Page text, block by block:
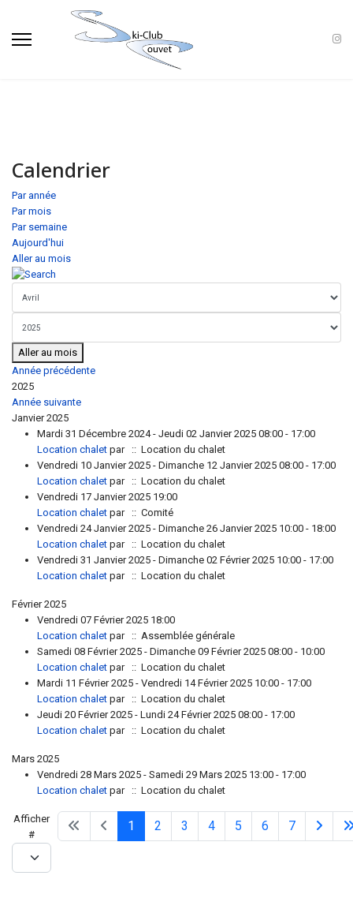
Calendrier
Par année
Par mois
Par semaine
Aujourd'hui
Aller au mois
Aller au mois
Année précédente
2025
Année suivante
Janvier 2025
Mardi 31 Décembre 2024 - Jeudi 02 Janvier 2025 08:00 - 17:00
Location chalet par
:: Location du chalet
Vendredi 10 Janvier 2025 - Dimanche 12 Janvier 2025 08:00 - 17:00
Location chalet par
:: Location du chalet
Vendredi 17 Janvier 2025 19:00
Location chalet par
:: Comité
Vendredi 24 Janvier 2025 - Dimanche 26 Janvier 2025 10:00 - 18:00
Location chalet par
:: Location du chalet
Vendredi 31 Janvier 2025 - Dimanche 02 Février 2025 10:00 - 17:00
Location chalet par :: Location du chalet
Février 2025
Vendredi 07 Février 2025 18:00
Location chalet par
:: Assemblée générale
Samedi 08 Février 2025 - Dimanche 09 Février 2025 08:00 - 10:00
Location chalet par
:: Location du chalet
Mardi 11 Février 2025 - Vendredi 14 Février 2025 10:00 - 17:00
Location chalet par
:: Location du chalet
Jeudi 20 Février 2025 - Lundi 24 Février 2025 08:00 - 17:00
Location chalet par :: Location du chalet
Mars 2025
Vendredi 28 Mars 2025 - Samedi 29 Mars 2025 13:00 - 17:00
Location chalet par :: Location du chalet
Limite de la pagination
Afficher
#
1 2 3 4 5 6 7